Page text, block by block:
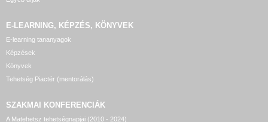
E-LEARNING, KÉPZÉS, KÖNYVEK
E-learning tananyagok
Képzések
Könyvek
Tehetség Piactér (mentorálás)
SZAKMAI KONFERENCIÁK
A Matehetsz tehetségnapjai (2010 - 2024)